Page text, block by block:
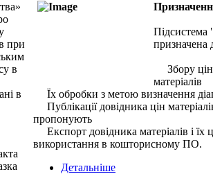
при
в
в
Підсистема
призначена
Збору
матеріалів
Їх обробки з метою визначення
Публікації довідника цін
пропонують
Експорт довідника матеріалів і їх
використання в кошторисному ПО.
Детальніше